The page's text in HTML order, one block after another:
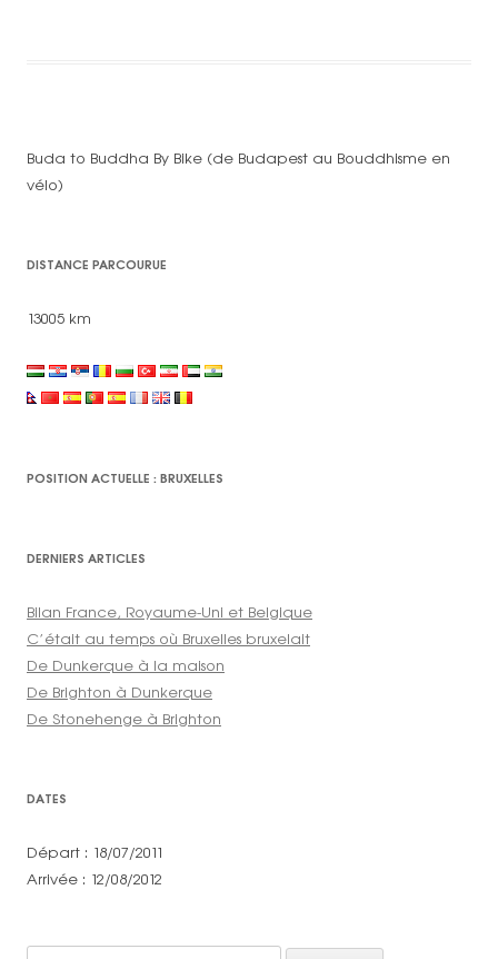
Buda to Buddha By Bike (de Budapest au Bouddhisme en
vélo)
DISTANCE PARCOURUE
13005 km
POSITION ACTUELLE : BRUXELLES
DERNIERS ARTICLES
Bilan France, Royaume-Uni et Belgique
C’était au temps où Bruxelles bruxelait
De Dunkerque à la maison
De Brighton à Dunkerque
De Stonehenge à Brighton
DATES
Départ : 18/07/2011
Arrivée : 12/08/2012